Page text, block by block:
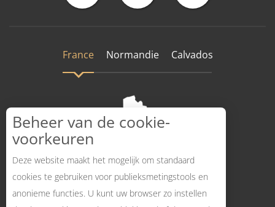
France Normandie Calvados
Hoe komt dat?
Beheer van de cookie-
voorkeuren
Deze website maakt het mogelijk om standaard
cookies te gebruiken voor publieksmetingstools en
anonieme functies. U kunt uw browser zo instellen